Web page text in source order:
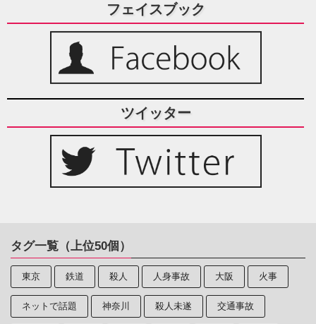
フェイスブック
ツイッター
タグ一覧（上位50個）
東京 鉄道 殺人 人身事故 大阪 火事
ネットで話題 神奈川 殺人未遂 交通事故